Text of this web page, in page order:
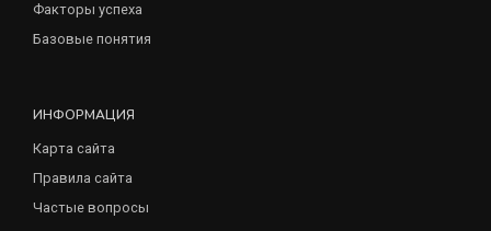
Факторы успеха
Базовые понятия
ИНФОРМАЦИЯ
Карта сайта
Правила сайта
Частые вопросы